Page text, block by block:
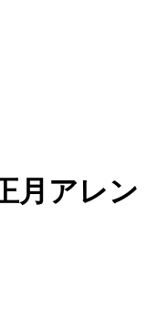
月アレン